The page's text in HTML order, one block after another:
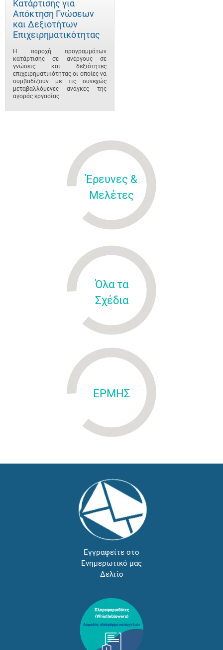
Κατάρτισης για
Απόκτηση Γνώσεων
και Δεξιοτήτων
Επιχειρηματικότητας
Η παροχή προγραμμάτων
κατάρτισης σε ανέργους σε
γνώσεις και δεξιότητες
επιχειρηματικότητας οι οποίες να
συμβαδίζουν με τις συνεχώς
μεταβαλλόμενες ανάγκες της
αγοράς εργασίας.
Έρευνες &
Μελέτες
Όλα τα
Σχέδια
ΕΡΜΗΣ
Εγγραφείτε στο
Ενημερωτικό μας
Δελτίο